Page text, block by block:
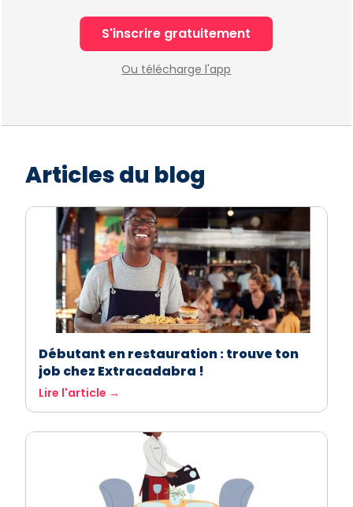
S'inscrire gratuitement
Ou télécharge l'app
Articles du blog
Débutant en restauration : trouve ton
job chez Extracadabra !
Lire l'article →